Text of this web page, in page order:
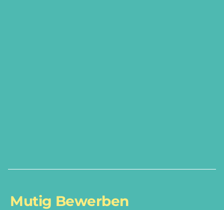
Mutig Bewerben